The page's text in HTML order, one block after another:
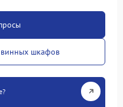
шкафов